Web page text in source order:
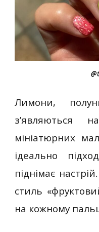
Лимони,
з’являються
мініатюрних
ідеально
піднімає
стиль
на кожному